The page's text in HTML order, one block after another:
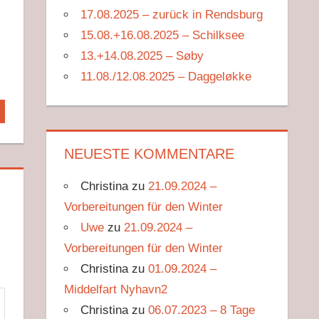
17.08.2025 – zurück in Rendsburg
15.08.+16.08.2025 – Schilksee
13.+14.08.2025 – Søby
11.08./12.08.2025 – Daggeløkke
NEUESTE KOMMENTARE
Christina zu 21.09.2024 –
Vorbereitungen für den Winter
Uwe zu 21.09.2024 –
Vorbereitungen für den Winter
Christina zu01.09.2024 –
Middelfart Nyhavn2
Christina zu06.07.2023 – 8 Tage